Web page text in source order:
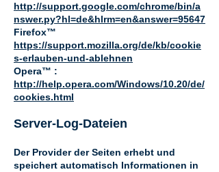
http://support.google.com/chrome/bin/a
nswer.py?hl=de&hlrm=en&answer=95647
Firefox™
https://support.mozilla.org/de/kb/cookie
s-erlauben-und-ablehnen
Opera™ :
http://help.opera.com/Windows/10.20/de/
cookies.html
Server-Log-Dateien
Der Provider der Seiten erhebt und
speichert automatisch Informationen in